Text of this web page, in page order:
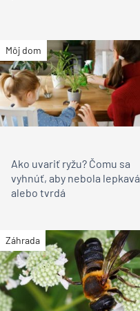
Môj dom
Ako uvariť ryžu? Čomu sa
vyhnúť, aby nebola lepkavá
alebo tvrdá
Záhrada